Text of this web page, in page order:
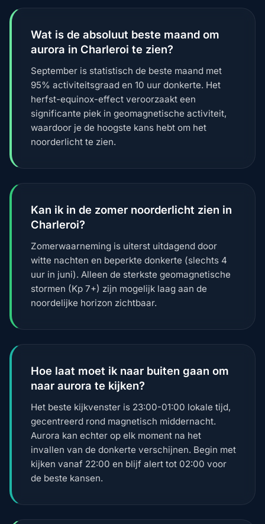
Wat is de absoluut beste maand om
aurora in Charleroi te zien?
September is statistisch de beste maand met
95% activiteitsgraad en 10 uur donkerte. Het
herfst-equinox-effect veroorzaakt een
significante piek in geomagnetische activiteit,
waardoor je de hoogste kans hebt om het
noorderlicht te zien.
Kan ik in de zomer noorderlicht zien in
Charleroi?
Zomerwaarneming is uiterst uitdagend door
witte nachten en beperkte donkerte (slechts 4
uur in juni). Alleen de sterkste geomagnetische
stormen (Kp 7+) zijn mogelijk laag aan de
noordelijke horizon zichtbaar.
Hoe laat moet ik naar buiten gaan om
naar aurora te kijken?
Het beste kijkvenster is 23:00-01:00 lokale tijd,
gecentreerd rond magnetisch middernacht.
Aurora kan echter op elk moment na het
invallen van de donkerte verschijnen. Begin met
kijken vanaf 22:00 en blijf alert tot 02:00 voor
de beste kansen.